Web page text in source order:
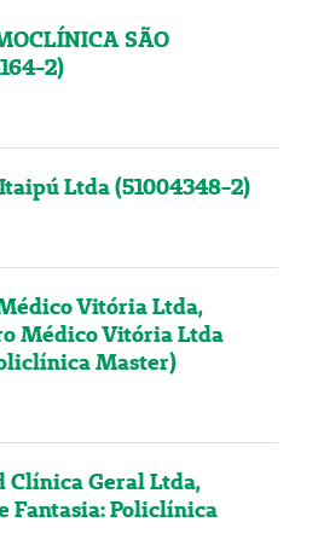
SÃO
2)
Ltda (51004348-2)
Vitória Ltda,
Médico Vitória Ltda
Master)
Clínica Geral Ltda,
Fantasia: Policlínica